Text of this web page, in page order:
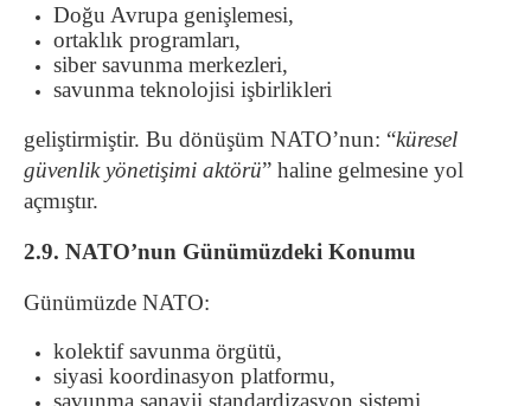
Doğu Avrupa genişlemesi,
ortaklık programları,
siber savunma merkezleri,
savunma teknolojisi işbirlikleri
geliştirmiştir. Bu dönüşüm NATO’nun: “küresel
güvenlik yönetişimi aktörü” haline gelmesine yol
açmıştır.
2.9. NATO’nun Günümüzdeki Konumu
Günümüzde NATO:
kolektif savunma örgütü,
siyasi koordinasyon platformu,
savunma sanayii standardizasyon sistemi,